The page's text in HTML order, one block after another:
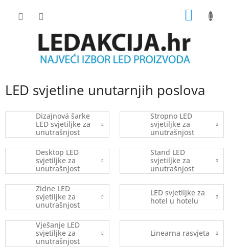
LED svjetline unutarnjih poslova
Dizajnová šarke
LED svjetiljke za
unutrašnjost
Stropno LED
svjetiljke za
unutrašnjost
Desktop LED
svjetiljke za
unutrašnjost
Stand LED
svjetiljke za
unutrašnjost
Zidne LED
svjetiljke za
unutrašnjost
LED svjetiljke za
hotel u hotelu
Vješanje LED
svjetiljke za
unutrašnjost
Linearna rasvjeta